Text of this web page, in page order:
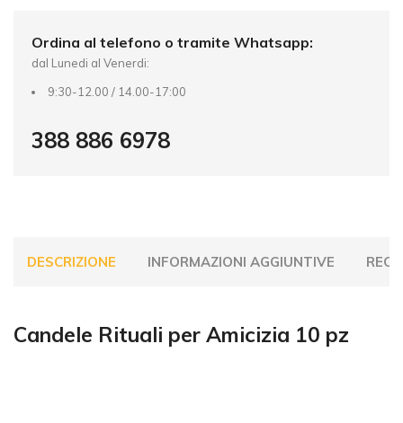
Ordina al telefono o tramite Whatsapp:
dal Lunedi al Venerdi:
9:30-12.00 / 14.00-17:00
388 886 6978
DESCRIZIONE INFORMAZIONI AGGIUNTIVE
Candele Rituali per Amicizia 10 pz